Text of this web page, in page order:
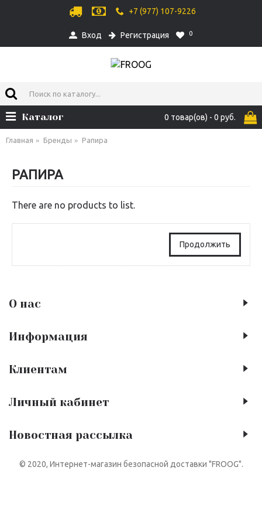
+7 (977) 107-9226
Вход Регистрация 0
0 товар(ов) - 0 руб.
Каталог
Главная Бренды Рапира
РАПИРА
There are no products to list.
Продолжить
О нас
Информация
Клиентам
Личный кабинет
Новостная рассылка
© 2020, Интернет-магазин безопасной доставки "FROOG".